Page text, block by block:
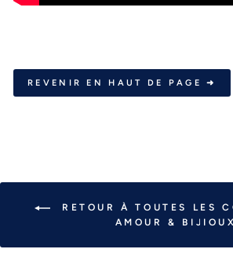
REVENIR EN HAUT DE PAGE ➜
RETOUR À TOUTES LES
AMOUR & BIJIOUX